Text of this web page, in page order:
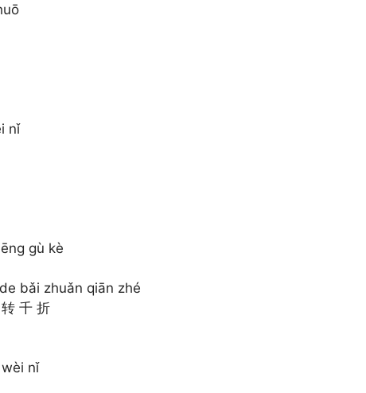
nǐ
gù kè
bǎi zhuǎn qiān zhé
千 折
nǐ